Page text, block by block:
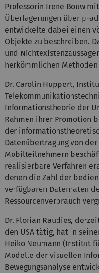
Professorin Irene Bouw
Überlagerungen über p-
entwickelte dabei einen
Objekte zu beschreiben.
und
herkömmlichen
Dr. Carolin Huppert,
Informationstheorie der
Rahmen ihrer Promotion
der
Datenübertragung von
Mobilteilnehmern
realisierbare Verfahren
denen die Zahl der
verfügbaren Datenraten
Ressourcenverbrauch
Dr. Florian Raudies,
den USA tätig, hat in
Heiko Neumann (Institut
Modelle der visuellen
Bewegungsanalyse